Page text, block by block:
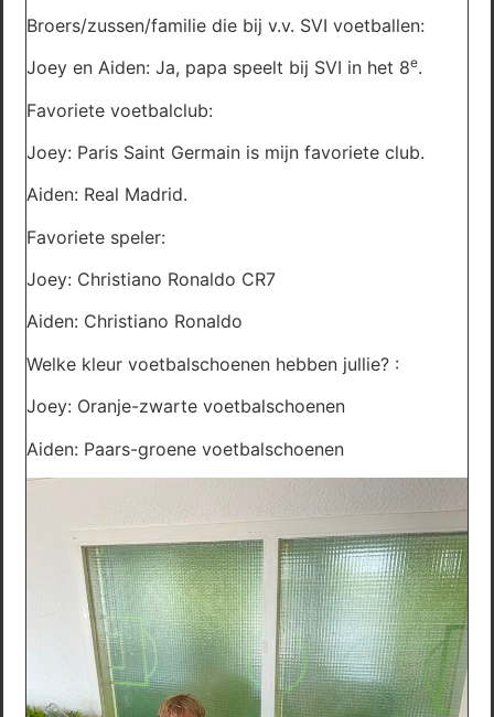
Broers/zussen/familie die bij v.v. SVI voetballen:
Joey en Aiden: Ja, papa speelt bij SVI in het 8e.
Favoriete voetbalclub:
Joey: Paris Saint Germain is mijn favoriete club.
Aiden: Real Madrid.
Favoriete speler:
Joey: Christiano Ronaldo CR7
Aiden: Christiano Ronaldo
Welke kleur voetbalschoenen hebben jullie? :
Joey: Oranje-zwarte voetbalschoenen
Aiden: Paars-groene voetbalschoenen